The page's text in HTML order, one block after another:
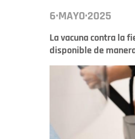
6·MAYO·2025
La vacuna contra la
disponible de